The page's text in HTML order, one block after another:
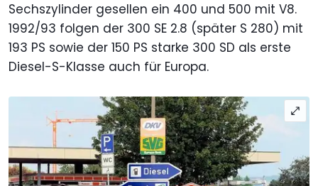
Sechszylinder gesellen ein 400 und 500 mit V8.
1992/93 folgen der 300 SE 2.8 (später S 280) mit
193 PS sowie der 150 PS starke 300 SD als erste
Diesel-S-Klasse auch für Europa.